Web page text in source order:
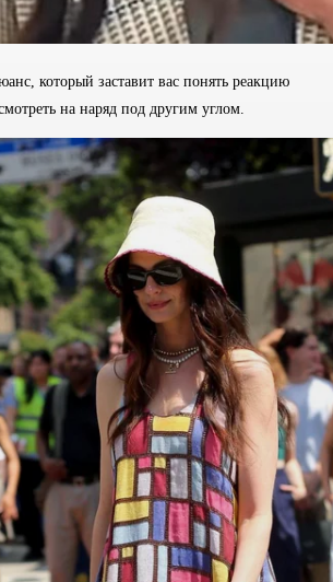
который заставит вас понять реакцию
на наряд под другим углом.